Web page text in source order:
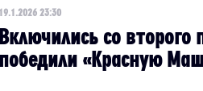
19.1.2026 23:30
Включились со
победили «Красную